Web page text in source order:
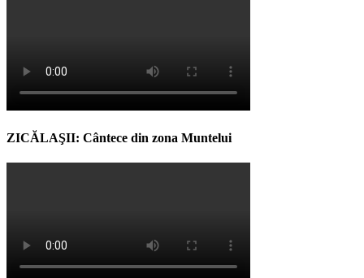
ZICĂLAŞII: Cântece din zona Muntelui